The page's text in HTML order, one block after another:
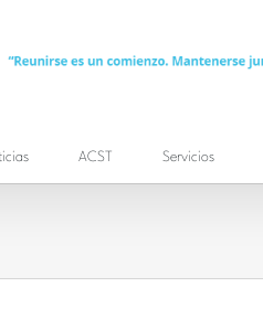
ACST Servicios